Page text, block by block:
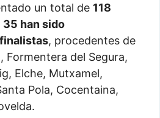
un total de 118
35 han sido
, procedentes de
Formentera del Segura,
Elche, Mutxamel,
Pola, Cocentaina,